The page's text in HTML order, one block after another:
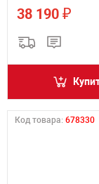
38 190 ₽
Код товара: 678330